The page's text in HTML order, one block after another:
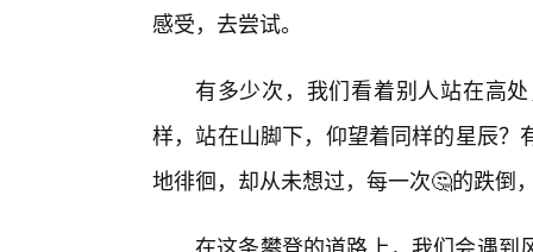
感受，去尝试。
有多少次，我们看着别人站在高
样，站在山脚下，仰望着同样的星辰
地徘徊，却从未想过，每一次🤔的跌倒